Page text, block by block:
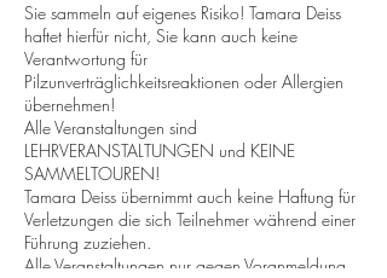
Sie sammeln auf eigenes Risiko! Tamara Deiss
haftet hierfür nicht, Sie kann auch keine
Verantwortung für
Pilzunverträglichkeitsreaktionen oder Allergien
übernehmen!
Alle Veranstaltungen sind
LEHRVERANSTALTUNGEN und KEINE
SAMMELTOUREN!
Tamara Deiss übernimmt auch keine Haftung für
Verletzungen die sich Teilnehmer während einer
Führung zuziehen.
Alle Veranstaltungen nur gegen Voranmeldung.